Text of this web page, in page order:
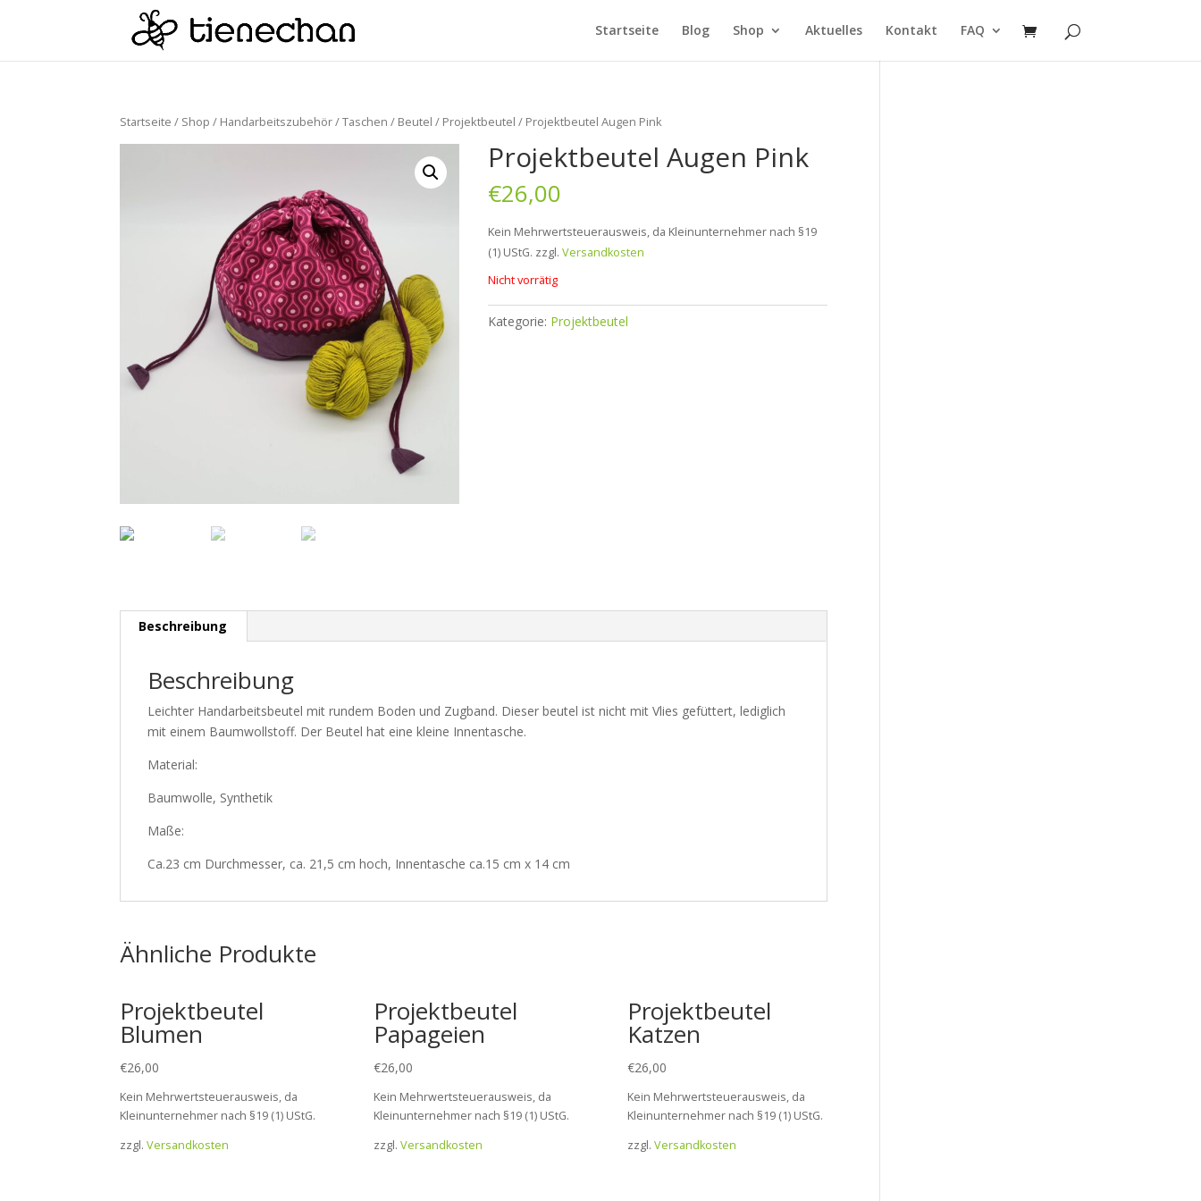
Startseite Blog Shop Aktuelles Kontakt FAQ
Startseite / Shop / Handarbeitszubehör/Taschen / Beutel / Projektbeutel / Projektbeutel Augen Pink
Projektbeutel Augen Pink
€26,00
Kein Mehrwertsteuerausweis, da Kleinunternehmer nach §19
(1) UStG. zzgl.Versandkosten
Nicht vorrätig
Kategorie: Projektbeutel
Beschreibung
Beschreibung
Leichter Handarbeitsbeutel mit rundem Boden und Zugband. Dieser beutel ist nicht mit Vlies gefüttert, lediglich
mit einem Baumwollstoff. Der Beutel hat eine kleine Innentasche.
Material:
Baumwolle, Synthetik
Maße:
Ca.23 cm Durchmesser, ca. 21,5 cm hoch, Innentasche ca.15 cm x 14 cm
Ähnliche Produkte
Projektbeutel
Blumen
€26,00
Kein Mehrwertsteuerausweis, da
Kleinunternehmer nach §19 (1) UStG.
zzgl.Versandkosten
Projektbeutel
Papageien
€26,00
Kein Mehrwertsteuerausweis, da
Kleinunternehmer nach §19 (1) UStG.
zzgl. Versandkosten
Projektbeutel
Katzen
€26,00
Kein Mehrwertsteuerausweis, da
Kleinunternehmer nach §19 (1) UStG.
zzgl. Versandkosten